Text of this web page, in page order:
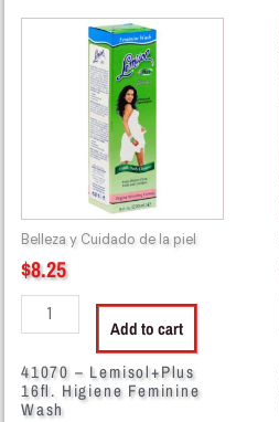
Belleza y Cuidado de la piel
$8.25
Lemisol+Plus
Add to cart
41070 – Lemisol+Plus
16fl. Higiene Feminine
Wash